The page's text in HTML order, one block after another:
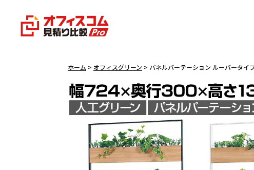
ホーム > オフィスグリーン > パネルパーテーション ルーバータイ